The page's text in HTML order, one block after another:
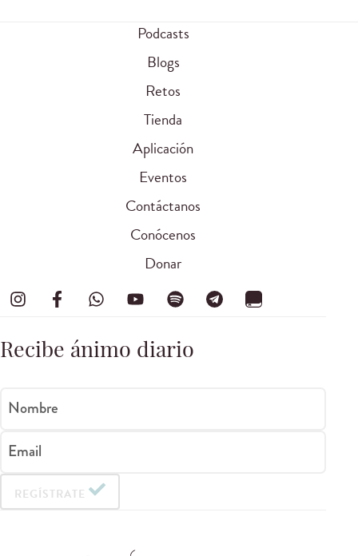
Podcasts
Blogs
Retos
Tienda
Aplicación
Eventos
Contáctanos
Conócenos
Donar
Recibe ánimo diario
Nombre
Email
REGÍSTRATE